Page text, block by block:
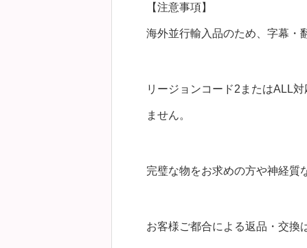
【注意事項】
海外並行輸入品のため、字幕・
リージョンコード2またはALL
ません。
完璧な物をお求めの方や神経質
お客様ご都合による返品・交換